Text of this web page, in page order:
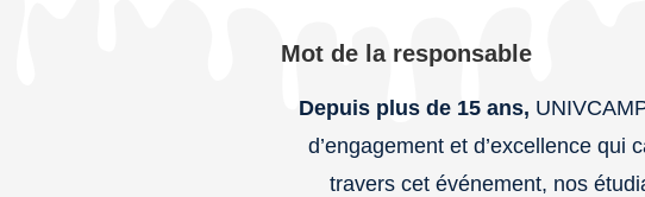
Mot de la responsable
Depuis plus de 15 ans,
d’engagement et d’excellence qui
travers cet événement, nos